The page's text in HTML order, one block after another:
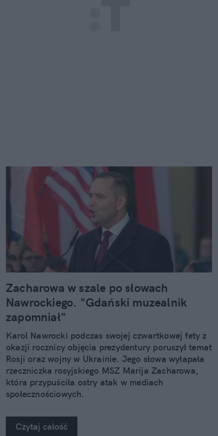
Zacharowa w szale po słowach
Nawrockiego. "Gdański muzealnik
zapomniał"
Karol Nawrocki podczas swojej czwartkowej fety z
okazji rocznicy objęcia prezydentury poruszył temat
Rosji oraz wojny w Ukrainie. Jego słowa wyłapała
rzeczniczka rosyjskiego MSZ Marija Zacharowa,
która przypuściła ostry atak w mediach
społecznościowych.
Czytaj całość